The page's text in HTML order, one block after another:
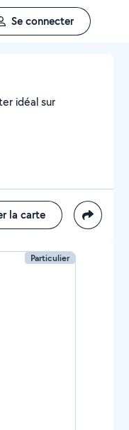
Se connecter
idéal sur
la carte
Particulier